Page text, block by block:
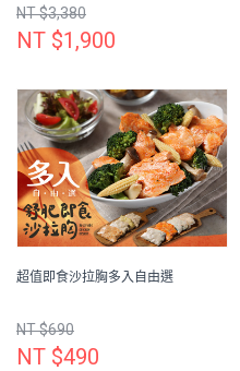
NT $3,380
NT $1,900
超值即食沙拉胸多入自由選
NT $690
NT $490